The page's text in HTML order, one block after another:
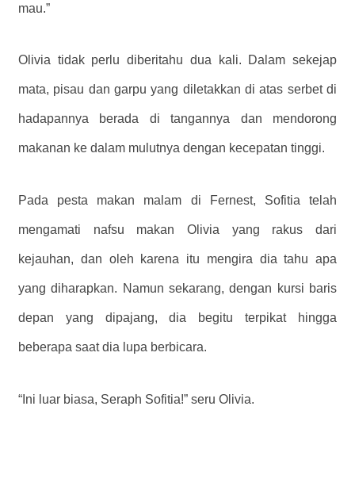
mau.”
Olivia tidak perlu diberitahu dua kali. Dalam sekejap
mata, pisau dan garpu yang diletakkan di atas serbet di
hadapannya berada di tangannya dan mendorong
makanan ke dalam mulutnya dengan kecepatan tinggi.
Pada pesta makan malam di Fernest, Sofitia telah
mengamati nafsu makan Olivia yang rakus dari
kejauhan, dan oleh karena itu mengira dia tahu apa
yang diharapkan. Namun sekarang, dengan kursi baris
depan yang dipajang, dia begitu terpikat hingga
beberapa saat dia lupa berbicara.
“Ini luar biasa, Seraph Sofitia!” seru Olivia.